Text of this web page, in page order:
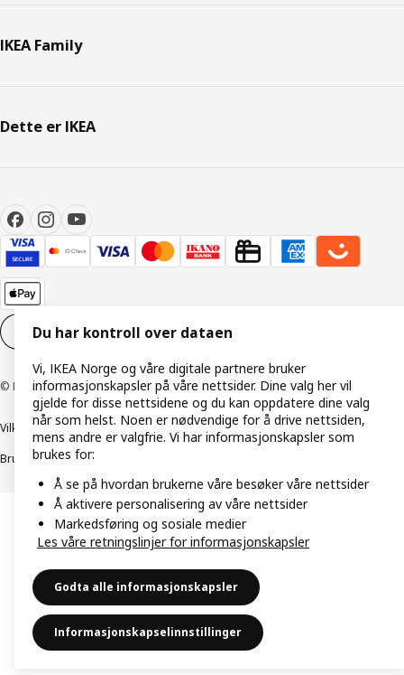
IKEA Family
Dette er IKEA
Innstillinger for informasjonskapsler
© Inter IKEA Systems B.V. 1999–2026
Vilkår og betingelserRetningslinjer for personvern
Bruk av informasjonskapsler (Cookies)
Du har kontroll over dataen
Vi, IKEA Norge og våre digitale partnere bruker
informasjonskapsler på våre nettsider. Dine valg her vil
gjelde for disse nettsidene og du kan oppdatere dine valg
når som helst. Noen er nødvendige for å drive nettsiden,
mens andre er valgfrie. Vi har informasjonskapsler som
brukes for:
Å se på hvordan brukerne våre besøker våre nettsider
Å aktivere personalisering av våre nettsider
Markedsføring og sosiale medier
Les våre retningslinjer for informasjonskapsler
Godta alle informasjonskapsler
Informasjonskapselinnstillinger